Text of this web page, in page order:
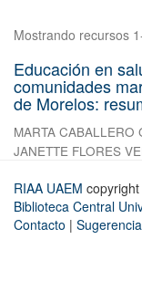
Mostrando recursos
Educación en
comunidades
de Morelos:
MARTA CABALLERO
JANETTE FLORES
RIAA UAEM
Biblioteca Central
Contacto |